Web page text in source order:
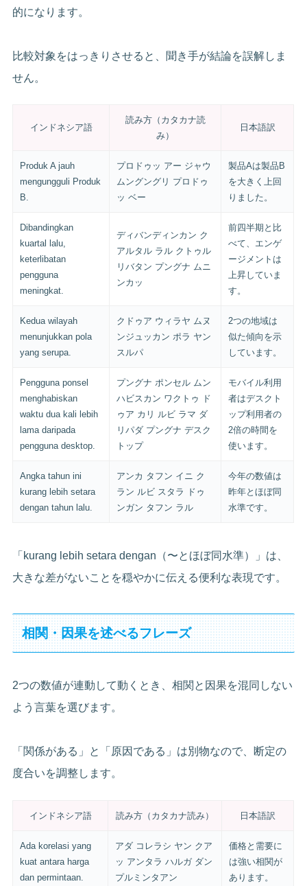
的になります。
比較対象をはっきりさせると、聞き手が結論を誤解しま
せん。
インドネシア語
読み方（カタカナ読
み）
日本語訳
Produk A jauh
mengungguli Produk
B.
プロドゥッ アー ジャウ
ムングングリ プロドゥ
ッ ベー
製品Aは製品B
を大きく上回
りました。
Dibandingkan
kuartal lalu,
keterlibatan
pengguna
meningkat.
ディバンディンカン ク
アルタル ラル クトゥル
リバタン プングナ ムニ
ンカッ
前四半期と比
べて、エンゲ
ージメントは
上昇していま
す。
Kedua wilayah
menunjukkan pola
yang serupa.
クドゥア ウィラヤ ムヌ
ンジュッカン ポラ ヤン
スルパ
2つの地域は
似た傾向を示
しています。
Pengguna ponsel
menghabiskan
waktu dua kali lebih
lama daripada
pengguna desktop.
プングナ ポンセル ムン
ハビスカン ワクトゥ ド
ゥア カリ ルビ ラマ ダ
リパダ プングナ デスク
トップ
モバイル利用
者はデスクト
ップ利用者の
2倍の時間を
使います。
Angka tahun ini
kurang lebih setara
dengan tahun lalu.
アンカ タフン イニ ク
ラン ルビ スタラ ドゥ
ンガン タフン ラル
今年の数値は
昨年とほぼ同
水準です。
「kurang lebih setara dengan（〜とほぼ同水準）」は、
大きな差がないことを穏やかに伝える便利な表現です。
相関・因果を述べるフレーズ
2つの数値が連動して動くとき、相関と因果を混同しない
よう言葉を選びます。
「関係がある」と「原因である」は別物なので、断定の
度合いを調整します。
インドネシア語 読み方（カタカナ読み） 日本語訳
Ada korelasi yang
kuat antara harga
dan permintaan.
アダ コレラシ ヤン クア
ッ アンタラ ハルガ ダン
プルミンタアン
価格と需要に
は強い相関が
あります。